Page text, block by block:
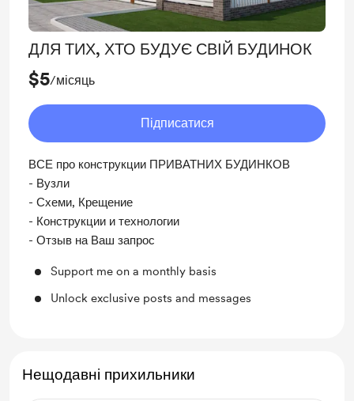
ДЛЯ ТИХ, ХТО БУДУЄ СВІЙ БУДИНОК
$5/місяць
Підписатися
ВСЕ про конструкции ПРИВАТНИХ БУДИНКОВ
- Вузли
- Схеми, Крещение
- Конструкции и технологии
- Отзыв на Ваш запрос
Support me on a monthly basis
Unlock exclusive posts and messages
Нещодавні прихильники